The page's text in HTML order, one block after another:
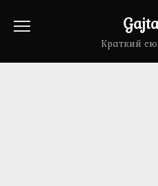
Краткий